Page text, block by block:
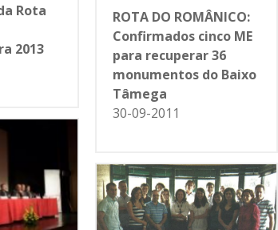
Rota
2013
ROTA DO ROMÂNICO:
Confirmados cinco ME
para recuperar 36
monumentos do Baixo
Tâmega
30-09-2011